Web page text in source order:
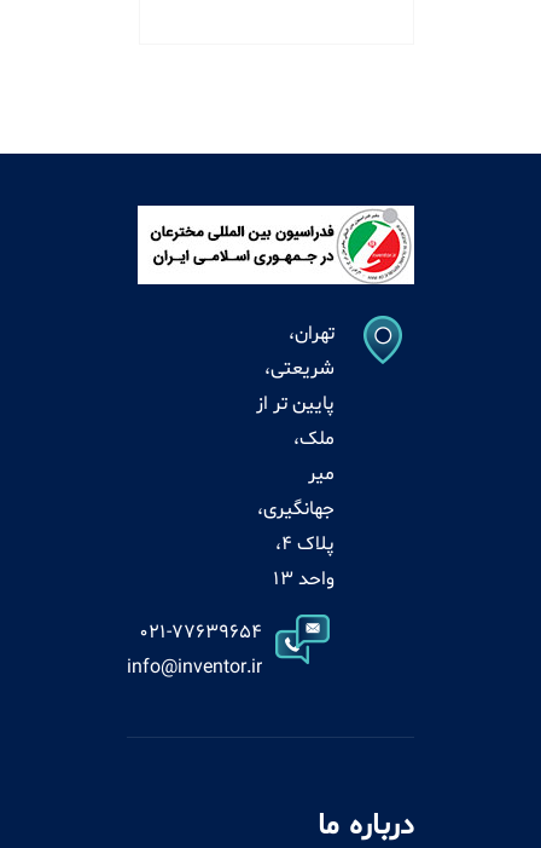
تهران،
شریعتی،
پایین تر از
ملک،
میر
جهانگیری،
پلاک 4،
واحد 13
021-77639654
info@inventor.ir
درباره ما